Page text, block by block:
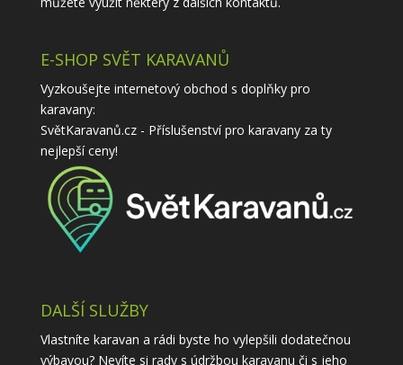
E-SHOP SVĚT KARAVANŮ
Vyzkoušejte internetový obchod s doplňky pro
karavany:
SvětKaravanů.cz - Příslušenství pro karavanyza ty
nejlepší ceny!
DALŠÍ SLUŽBY
Vlastníte karavan a rádi byste ho vylepšili dodatečnou
výbavou? Nevíte si rady s údržbou karavanu či s jeho